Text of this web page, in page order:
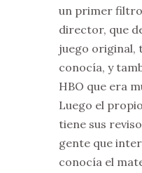
un primer
director, que
juego original,
conocía, y
HBO que era
Luego el
tiene sus
gente que
conocía el